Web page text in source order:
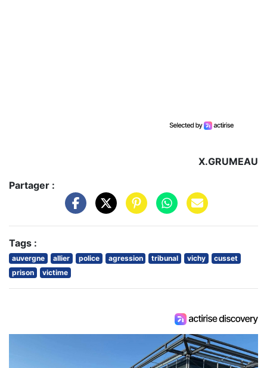
X.GRUMEAU
Partager :
Tags :
auvergne allier police agression tribunal vichy
cusset
prison
victime